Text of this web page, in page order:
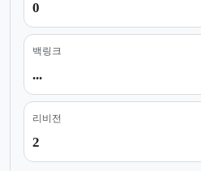
0
백링크
...
리비전
2